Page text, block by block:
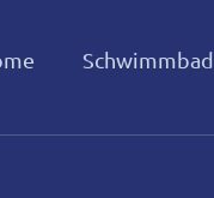
Schwimmbad